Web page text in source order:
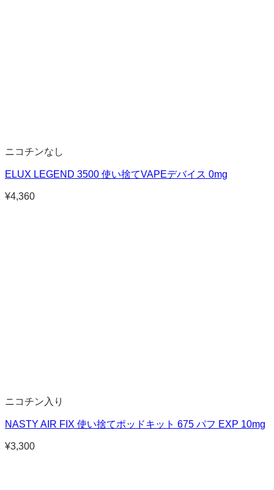
ニコチンなし
ELUX LEGEND 3500 使い捨てVAPEデバイス 0mg
¥4,360
ニコチン入り
NASTY AIR FIX 使い捨てポッドキット 675 パフ EXP 10mg
¥3,300